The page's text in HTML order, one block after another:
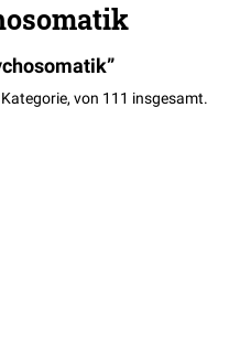
von 111 insgesamt.